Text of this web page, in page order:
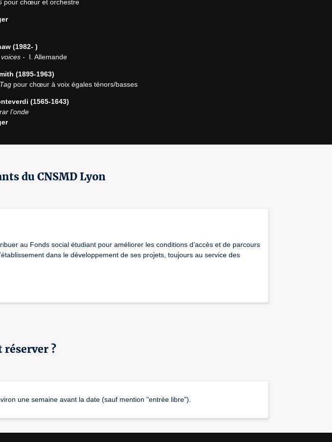
pour chœur et orchestre
(1982- )
-
  I. Allemande
(1895-1963)
pour chœur à voix égales ténors/basses
(1565-1643)
l’onde
1916)
(1857-1934)
du CNSMD Lyon
au Fonds social étudiant pour améliorer les conditions d’accès et de parcours
dans le développement de ses projets, toujours au service des
réserver ?
une semaine avant la date (sauf mention "entrée libre").